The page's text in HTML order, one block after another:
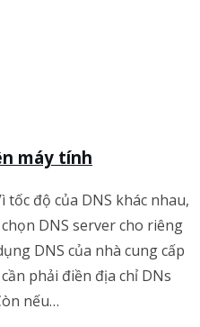
máy tính
tốc độ của DNS khác nhau,
DNS server cho riêng
DNS của nhà cung cấp
phải điền địa chỉ DNs
nếu…